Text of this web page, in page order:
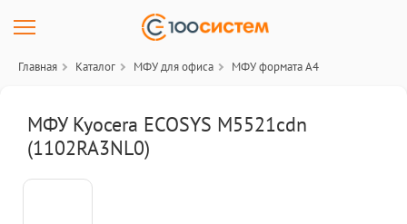
Главная Каталог МФУ для офиса МФУ формата А4
МФУ Kyocera ECOSYS M5521cdn
(1102RA3NL0)